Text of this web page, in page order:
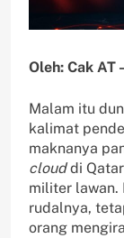
Oleh: Cak AT
Malam itu
kalimat
maknanya
clouddi
militer lawan.
rudalnya,
orang